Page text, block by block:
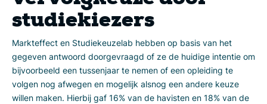
studiekiezers
Markteffect en Studiekeuzelab hebben op basis van het
gegeven antwoord doorgevraagd of ze de huidige intentie om
bijvoorbeeld een tussenjaar te nemen of een opleiding te
volgen nog afwegen en mogelijk alsnog een andere keuze
willen maken. Hierbij gaf 16% van de havisten en 18% van de